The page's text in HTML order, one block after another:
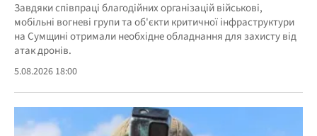
Завдяки співпраці благодійних організацій військові,
мобільні вогневі групи та об'єкти критичної інфраструктури
на Сумщині отримали необхідне обладнання для захисту від
атак дронів.
5.08.2026 18:00